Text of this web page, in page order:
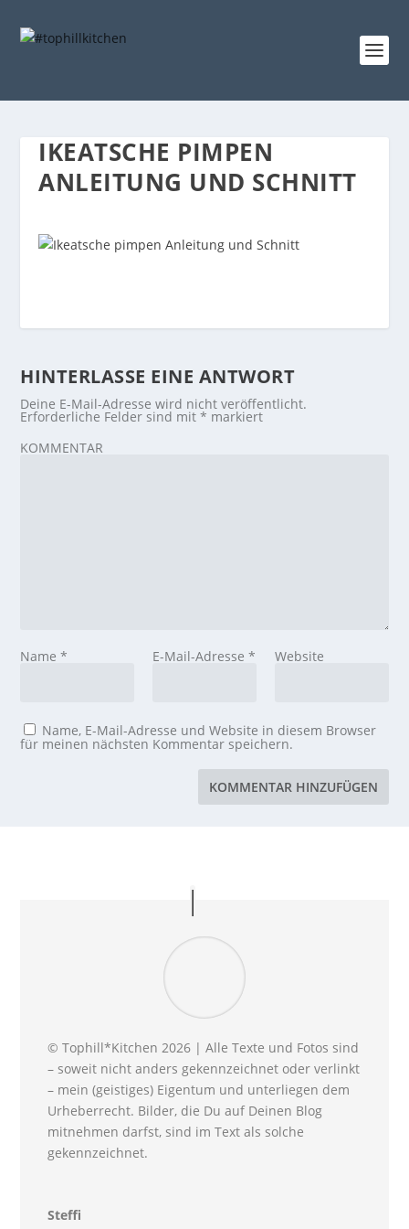
IKEATSCHE PIMPEN
ANLEITUNG UND SCHNITT
HINTERLASSE EINE ANTWORT
Deine E-Mail-Adresse wird nicht veröffentlicht.
Erforderliche Felder sind mit* markiert
KOMMENTAR
Name* E-Mail-Adresse * Website
Name, E-Mail-Adresse und Website in diesem Browser
für meinen nächsten Kommentar speichern.
© Tophill*Kitchen 2026 | Alle Texte und Fotos sind
– soweit nicht anders gekennzeichnet oder verlinkt
– mein (geistiges) Eigentum und unterliegen dem
Urheberrecht. Bilder, die Du auf Deinen Blog
mitnehmen darfst, sind im Text als solche
gekennzeichnet.
Steffi